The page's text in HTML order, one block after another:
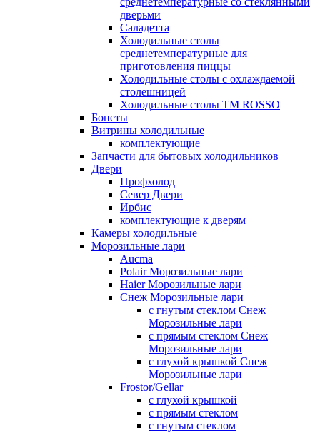
дверьми
Саладетта
Холодильные столы
среднетемпературные для
приготовления пиццы
Холодильные столы с охлаждаемой
столешницей
Холодильные столы ТМ ROSSO
Бонеты
Витрины холодильные
комплектующие
Запчасти для бытовых холодильников
Двери
Профхолод
Север Двери
Ирбис
комплектующие к дверям
Камеры холодильные
Морозильные лари
Aucma
Polair Морозильные лари
Haier Морозильные лари
Снеж Морозильные лари
с гнутым стеклом Снеж
Морозильные лари
с прямым стеклом Снеж
Морозильные лари
с глухой крышкой Снеж
Морозильные лари
Frostor/Gellar
с глухой крышкой
с прямым стеклом
с гнутым стеклом